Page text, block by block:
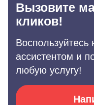
Вызовите
кликов!
ассистентом и
любую услугу!